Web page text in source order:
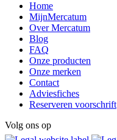
Home
MijnMercatum
Over Mercatum
Blog
FAQ
Onze producten
Onze merken
Contact
Adviesfiches
Reserveren voorschrift
Volg ons op